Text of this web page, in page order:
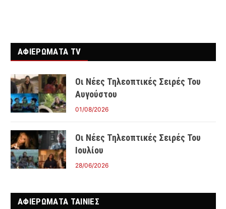
ΑΦΙΕΡΩΜΑΤΑ TV
Οι Νέες Τηλεοπτικές Σειρές Του
Αυγούστου
01/08/2026
Οι Νέες Τηλεοπτικές Σειρές Του
Ιουλίου
28/06/2026
ΑΦΙΕΡΩΜΑΤΑ ΤΑΙΝΊΕΣ